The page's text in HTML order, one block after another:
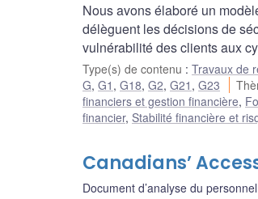
Nous avons élaboré un
délèguent les décisions de
vulnérabilité des clients aux
Type(s) de contenu : Travaux de
G, G1 , G18, G2, G21 , G23
financiers et gestion financière,
financier, Stabilité financière et
Canadians’
Document d’analyse du